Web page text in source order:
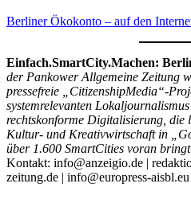
Berliner Ökokonto – auf den
Einfach.SmartCity.Machen:
der Pankower Allgemeine Zeitung
pressefreie „CitizenshipMedia“-
systemrelevanten
rechtskonforme Digitalisierung, die
Kultur- und Kreativwirtschaft in
über 1.600 SmartCities voran
Kontakt: info@anzeigio.de |
zeitung.de | info@europress-aisbl.eu